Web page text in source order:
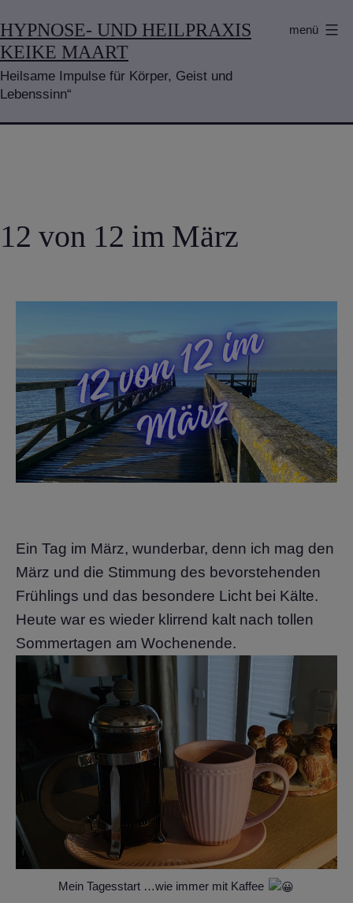
Inhalt
springen
HYPNOSE- UND HEILPRAXIS
KEIKE MAART
Heilsame Impulse für Körper, Geist und
Lebenssinn“
menü
12 von 12 im März
Ein Tag im März, wunderbar, denn ich mag den
März und die Stimmung des bevorstehenden
Frühlings und das besondere Licht bei Kälte.
Heute war es wieder klirrend kalt nach tollen
Sommertagen am Wochenende.
Mein Tagesstart …wie immer mit Kaffee